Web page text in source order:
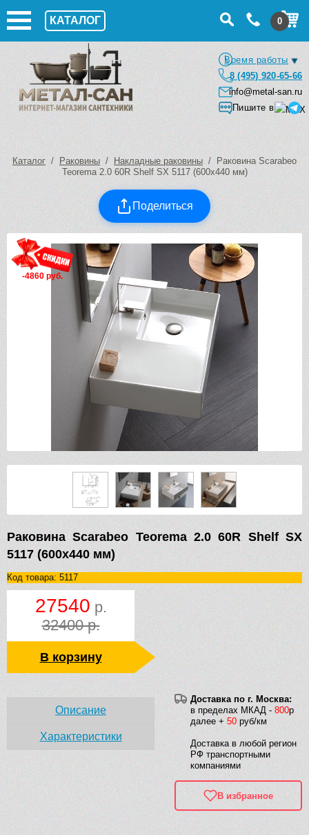
КАТАЛОГ 0
Время работы
8 (495) 920-65-66
info@metal-san.ru
Пишите в
Каталог / Раковины / Накладные раковины / Раковина Scarabeo
Teorema 2.0 60R Shelf SX 5117 (600х440 мм)
Поделиться
-4860 руб.
Раковина Scarabeo Teorema 2.0 60R Shelf SX
5117 (600х440 мм)
Код товара: 5117
27540 р.
32400 р.
В корзину
Доставка по г. Москва:
в пределах МКАД - 800р
далее + 50 руб/км
Доставка в любой регион
РФ транспортными
компаниями
В избранное
Описание
Характеристики